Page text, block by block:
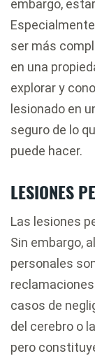
embargo,
ser más
en una
explorar y
lesionado en
seguro de lo
puede hacer.
LESIONES
Las lesiones
Sin embargo,
personales
casos de
del cerebro o
pero